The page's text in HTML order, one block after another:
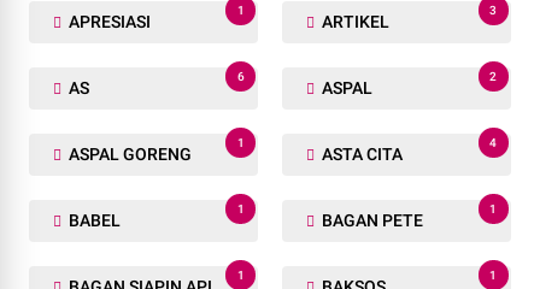
APRESIASI
1
ARTIKEL
3
AS
6
ASPAL
2
ASPAL GORENG
1
ASTA CITA
4
BABEL
1
BAGAN PETE
1
1 1